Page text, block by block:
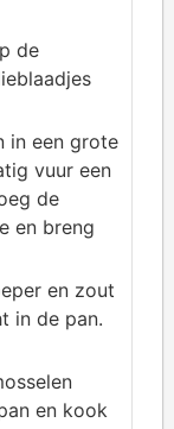
de
in een grote
vuur een
de
en breng
en zout
in de pan.
en kook